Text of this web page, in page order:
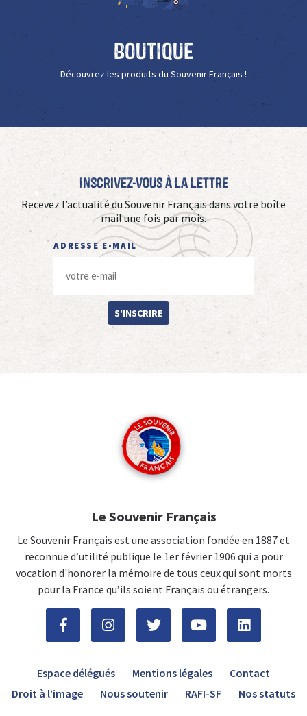
Boutique
Découvrez les produits du Souvenir Français !
Inscrivez-vous à La Lettre
Recevez l’actualité du Souvenir Français dans votre boîte
mail une fois par mois.
ADRESSE E-MAIL
S'INSCRIRE
Le Souvenir Français
Le Souvenir Français est une association fondée en 1887 et
reconnue d’utilité publique le 1er février 1906 qui a pour
vocation d'honorer la mémoire de tous ceux qui sont morts
pour la France qu’ils soient Français ou étrangers.
Espace délégués Mentions légales
Contact
Droit à l’image
Nous soutenir RAFI-SF Nos statuts